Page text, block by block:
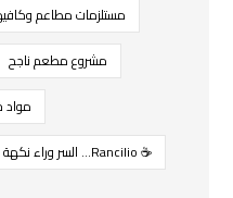
مستلزمات مطاعم
مشروع مطعم ناجح
☕ Rancilio… السر وراء نكهة القهوة المثالية في أشهر المقاهي